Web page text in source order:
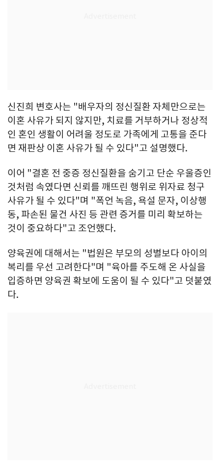
신진희 변호사는 "배우자의 정신질환 자체만으로는
이혼 사유가 되지 않지만, 치료를 거부하거나 정상적
인 혼인 생활이 어려울 정도로 가족에게 고통을 준다
면 재판상 이혼 사유가 될 수 있다"고 설명했다.
이어 "결혼 전 중증 정신질환을 숨기고 단순 우울증인
것처럼 속였다면 신뢰를 깨뜨린 행위로 위자료 청구
사유가 될 수 있다"며 "폭언 녹음, 욕설 문자, 이상행
동, 파손된 물건 사진 등 관련 증거를 미리 확보하는
것이 중요하다"고 조언했다.
양육권에 대해서는 "법원은 부모의 성별보다 아이의
복리를 우선 고려한다"며 "육아를 주도해 온 사실을
입증하면 양육권 확보에 도움이 될 수 있다"고 덧붙였
다.